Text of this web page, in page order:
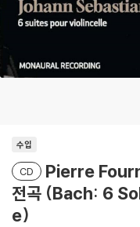
수입
CD
Pierre
전곡 (Bach: 6
e)